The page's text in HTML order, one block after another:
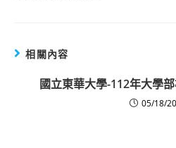
相關內容
國立東華大學-112年大學
05/18/